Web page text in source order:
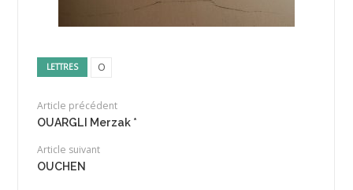
LETTRES O
Article précédent
OUARGLI Merzak *
Article suivant
OUCHEN